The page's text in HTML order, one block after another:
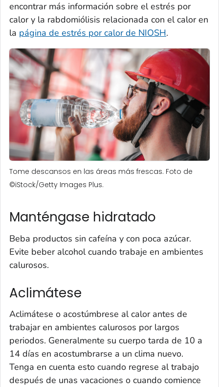
encontrar más información sobre el estrés por
calor y la rabdomiólisis relacionada con el calor en
la página de estrés por calor de NIOSH.
Tome descansos en las áreas más frescas. Foto de
©iStock/Getty Images Plus.
Manténgase hidratado
Beba productos sin cafeína y con poca azúcar.
Evite beber alcohol cuando trabaje en ambientes
calurosos.
Aclimátese
Aclimátese o acostúmbrese al calor antes de
trabajar en ambientes calurosos por largos
periodos. Generalmente su cuerpo tarda de 10 a
14 días en acostumbrarse a un clima nuevo.
Tenga en cuenta esto cuando regrese al trabajo
después de unas vacaciones o cuando comience